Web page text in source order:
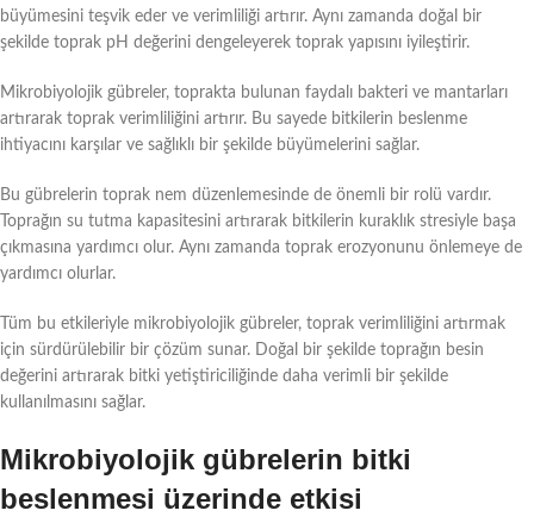
büyümesini teşvik eder ve verimliliği artırır. Aynı zamanda doğal bir
şekilde toprak pH değerini dengeleyerek toprak yapısını iyileştirir.
Mikrobiyolojik gübreler, toprakta bulunan faydalı bakteri ve mantarları
artırarak toprak verimliliğini artırır. Bu sayede bitkilerin beslenme
ihtiyacını karşılar ve sağlıklı bir şekilde büyümelerini sağlar.
Bu gübrelerin toprak nem düzenlemesinde de önemli bir rolü vardır.
Toprağın su tutma kapasitesini artırarak bitkilerin kuraklık stresiyle başa
çıkmasına yardımcı olur. Aynı zamanda toprak erozyonunu önlemeye de
yardımcı olurlar.
Tüm bu etkileriyle mikrobiyolojik gübreler, toprak verimliliğini artırmak
için sürdürülebilir bir çözüm sunar. Doğal bir şekilde toprağın besin
değerini artırarak bitki yetiştiriciliğinde daha verimli bir şekilde
kullanılmasını sağlar.
Mikrobiyolojik gübrelerin bitki
beslenmesi üzerinde etkisi